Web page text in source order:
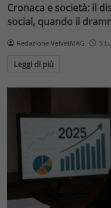
Cronaca e società: il
social, quando il
Redazione VelvetMAG 5
Leggi di più